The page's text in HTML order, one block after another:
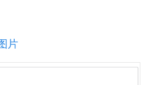
片